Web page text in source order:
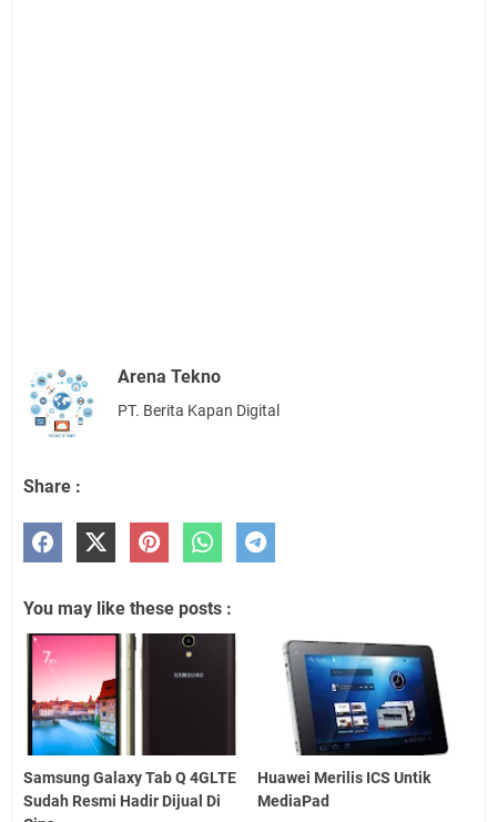
Arena Tekno
PT. Berita Kapan Digital
Share :
You may like these posts :
Samsung Galaxy Tab Q 4GLTE
Sudah Resmi Hadir Dijual Di
Huawei Merilis ICS Untik
MediaPad